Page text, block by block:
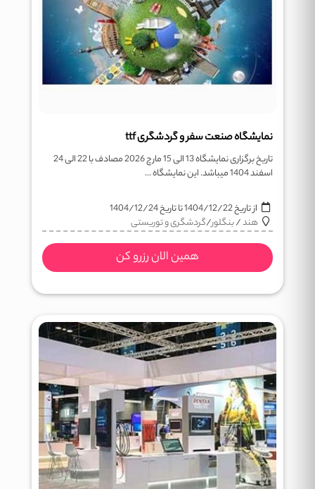
نمایشگاه صنعت سفر و گردشگری ttf
تاریخ برگزاری نمایشگاه 13 الی 15 مارچ 2026 مصادف با 22 الی 24
اسفند 1404 میباشد. این نمایشگاه ...
از تاریخ1404/12/22تا تاریخ1404/12/24
هند/بنگلور/گردشگری و توریستی
همین الان رزرو کن